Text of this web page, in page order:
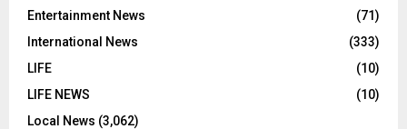
Entertainment News
(71)
International News
(333)
LIFE
(10)
LIFE NEWS
(10)
Local News (3,062)